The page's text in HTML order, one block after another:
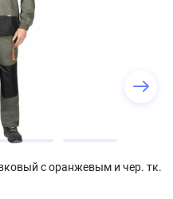
с оранжевым и чер. тк.